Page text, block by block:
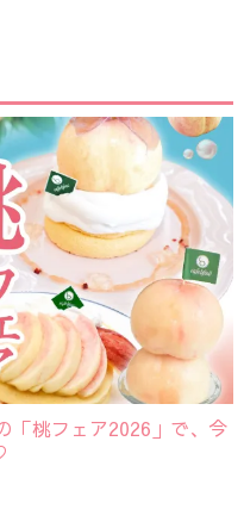
「桃フェア2026」で、今